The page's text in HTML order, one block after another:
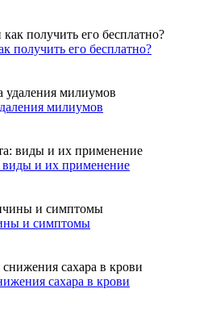
получить его бесплатно?
милиумов
виды и их применение
и симптомы
сахара в крови